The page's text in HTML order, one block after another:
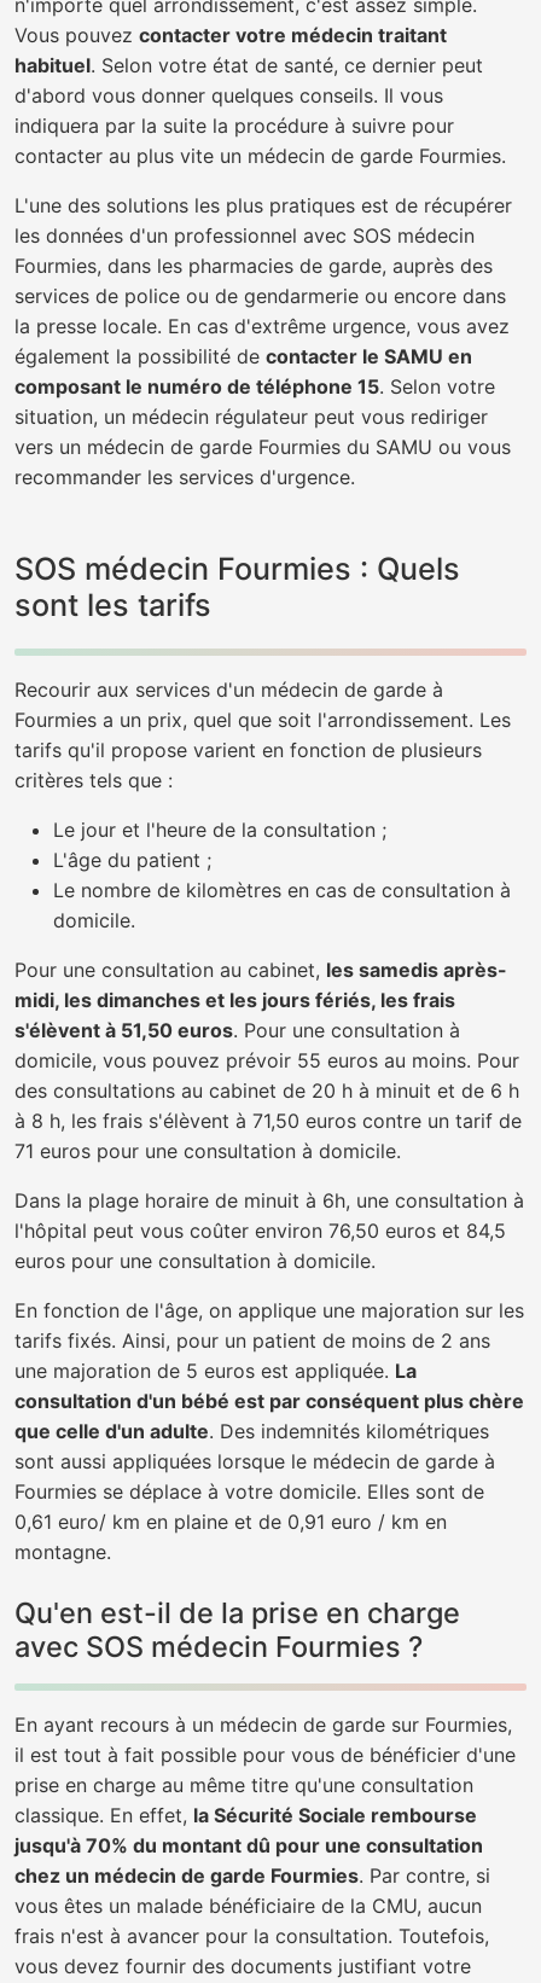
n'importe quel arrondissement, c'est assez simple.
Vous pouvez contacter votre médecin traitant
habituel. Selon votre état de santé, ce dernier peut
d'abord vous donner quelques conseils. Il vous
indiquera par la suite la procédure à suivre pour
contacter au plus vite un médecin de garde Fourmies.
L'une des solutions les plus pratiques est de récupérer
les données d'un professionnel avec SOS médecin
Fourmies, dans les pharmacies de garde, auprès des
services de police ou de gendarmerie ou encore dans
la presse locale. En cas d'extrême urgence, vous avez
également la possibilité de contacter le SAMU en
composant le numéro de téléphone 15. Selon votre
situation, un médecin régulateur peut vous rediriger
vers un médecin de garde Fourmies du SAMU ou vous
recommander les services d'urgence.
SOS médecin Fourmies : Quels
sont les tarifs
Recourir aux services d'un médecin de garde à
Fourmies a un prix, quel que soit l'arrondissement. Les
tarifs qu'il propose varient en fonction de plusieurs
critères tels que :
Le jour et l'heure de la consultation ;
L'âge du patient ;
Le nombre de kilomètres en cas de consultation à
domicile.
Pour une consultation au cabinet, les samedis après-
midi, les dimanches et les jours fériés, les frais
s'élèvent à 51,50 euros. Pour une consultation à
domicile, vous pouvez prévoir 55 euros au moins. Pour
des consultations au cabinet de 20 h à minuit et de 6 h
à 8 h, les frais s'élèvent à 71,50 euros contre un tarif de
71 euros pour une consultation à domicile.
Dans la plage horaire de minuit à 6h, une consultation à
l'hôpital peut vous coûter environ 76,50 euros et 84,5
euros pour une consultation à domicile.
En fonction de l'âge, on applique une majoration sur les
tarifs fixés. Ainsi, pour un patient de moins de 2 ans
une majoration de 5 euros est appliquée. La
consultation d'un bébé est par conséquent plus chère
que celle d'un adulte. Des indemnités kilométriques
sont aussi appliquées lorsque le médecin de garde à
Fourmies se déplace à votre domicile. Elles sont de
0,61 euro/ km en plaine et de 0,91 euro / km en
montagne.
Qu'en est-il de la prise en charge
avec SOS médecin Fourmies ?
En ayant recours à un médecin de garde sur Fourmies,
il est tout à fait possible pour vous de bénéficier d'une
prise en charge au même titre qu'une consultation
classique. En effet, la Sécurité Sociale rembourse
jusqu'à 70% du montant dû pour une consultation
chez un médecin de garde Fourmies. Par contre, si
vous êtes un malade bénéficiaire de la CMU, aucun
frais n'est à avancer pour la consultation. Toutefois,
vous devez fournir des documents justifiant votre